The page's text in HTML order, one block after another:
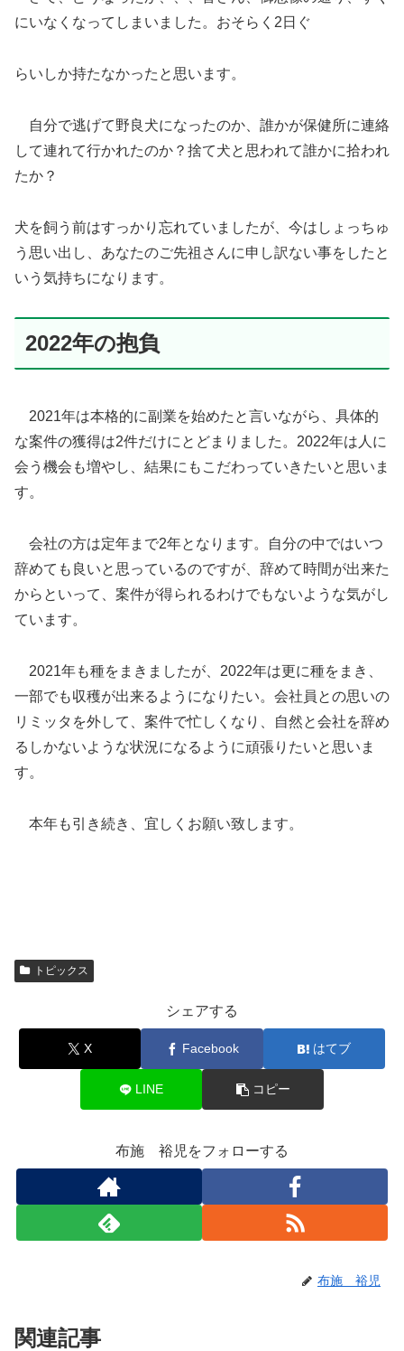
にいなくなってしまいました。おそらく2日ぐ
らいしか持たなかったと思います。
自分で逃げて野良犬になったのか、誰かが保健所に連絡
して連れて行かれたのか？捨て犬と思われて誰かに拾われ
たか？
犬を飼う前はすっかり忘れていましたが、今はしょっちゅ
う思い出し、あなたのご先祖さんに申し訳ない事をしたと
いう気持ちになります。
2022年の抱負
2021年は本格的に副業を始めたと言いながら、具体的
な案件の獲得は2件だけにとどまりました。2022年は人に
会う機会も増やし、結果にもこだわっていきたいと思いま
す。
会社の方は定年まで2年となります。自分の中ではいつ
辞めても良いと思っているのですが、辞めて時間が出来た
からといって、案件が得られるわけでもないような気がし
ています。
2021年も種をまきましたが、2022年は更に種をまき、
一部でも収穫が出来るようになりたい。会社員との思いの
リミッタを外して、案件で忙しくなり、自然と会社を辞め
るしかないような状況になるように頑張りたいと思いま
す。
本年も引き続き、宜しくお願い致します。
トピックス
シェアする
X Facebook はてブ
LINE コピー
布施 裕児をフォローする
布施 裕児
関連記事